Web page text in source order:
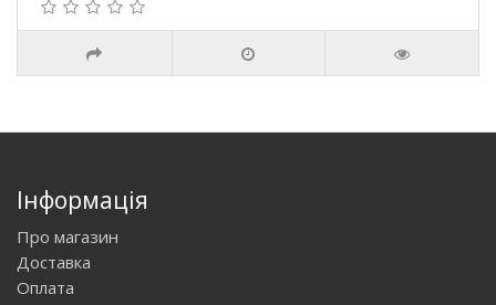
Інформація
Про магазин
Доставка
Оплата